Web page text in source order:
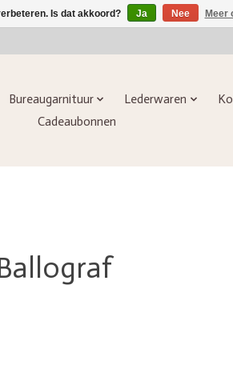
Bureaugarnituur Lederwaren
Cadeaubonnen
Is dat akkoord? Ja Nee Meer